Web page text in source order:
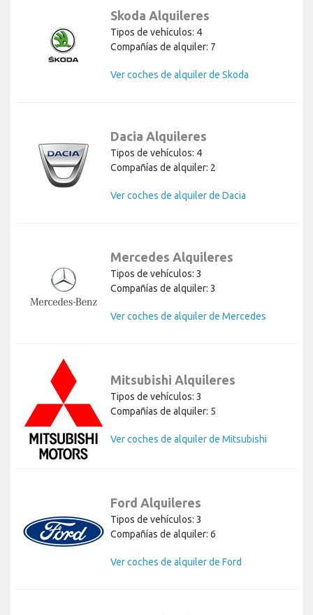
Skoda Alquileres
Tipos de vehículos: 4
Compañías de alquiler: 7
Ver coches de alquiler de Skoda
Dacia Alquileres
Tipos de vehículos: 4
Compañías de alquiler: 2
Ver coches de alquiler de Dacia
Mercedes Alquileres
Tipos de vehículos: 3
Compañías de alquiler: 3
Ver coches de alquiler de Mercedes
Mitsubishi Alquileres
Tipos de vehículos: 3
Compañías de alquiler: 5
Ver coches de alquiler de Mitsubishi
Ford Alquileres
Tipos de vehículos: 3
Compañías de alquiler: 6
Ver coches de alquiler de Ford